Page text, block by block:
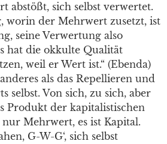
abstößt, sich selbst verwertet.
worin der Mehrwert zusetzt, ist
seine Verwertung also
hat die okkulte Qualität
weil er Wert ist.“ (Ebenda)
als das Repellieren und
selbst. Von sich, zu sich, aber
Produkt der kapitalistischen
Mehrwert, es ist Kapital.
G-W-G‘, sich selbst